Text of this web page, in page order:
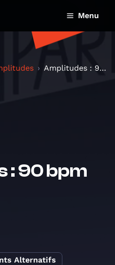
Menu
Amplitudes : 90 bpm et moins
: 90 bpm
Alternatifs